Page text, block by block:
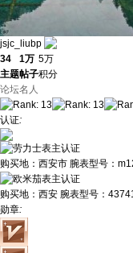
jsjc_liubp
34
主题
1万
帖子
5万
积分
论坛名人
认证:
购买地： 西安市 腕表型号：
购买地： 西安 腕表型号：
勋章: